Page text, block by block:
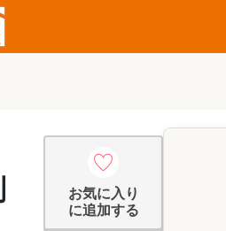
お気に入り
に追加する